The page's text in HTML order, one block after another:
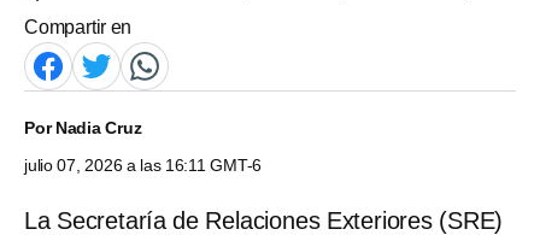
Compartir en
PorNadia Cruz
julio 07, 2026 a las 16:11 GMT-6
La Secretaría de Relaciones Exteriores (SRE)